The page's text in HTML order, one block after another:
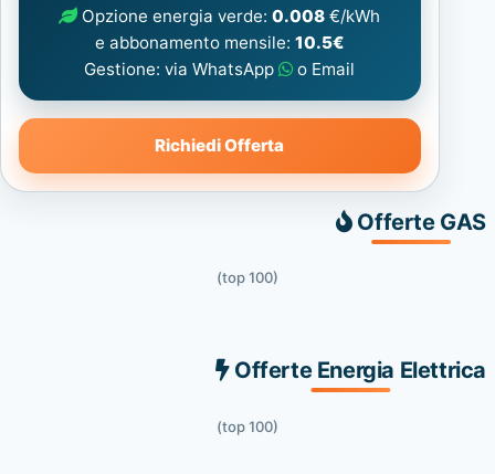
Opzione energia verde:0.008 €/kWh
e abbonamento mensile: 10.5€
Gestione: via WhatsApp
o Email
Richiedi Offerta
Offerte GAS
(top 100)
Offerte Energia Elettrica
(top 100)